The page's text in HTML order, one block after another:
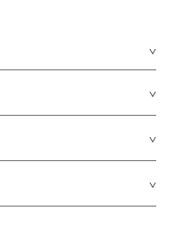
4 100.00% lino/linen
planchar con vapor
Card y American